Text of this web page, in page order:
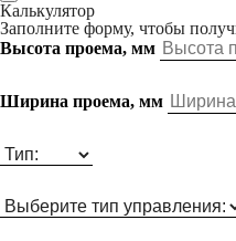
Калькулятор
Заполните форму, чтобы
Высота проема, мм
Ширина проема, мм